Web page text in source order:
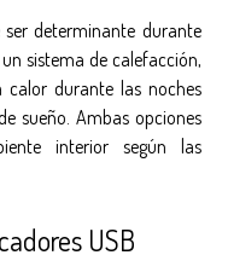
determinante durante
sistema de calefacción,
durante las noches
sueño. Ambas opciones
interior según las
USB